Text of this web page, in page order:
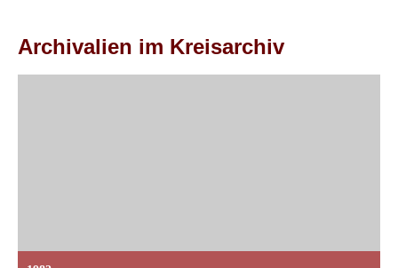
Archivalien im Kreisarchiv